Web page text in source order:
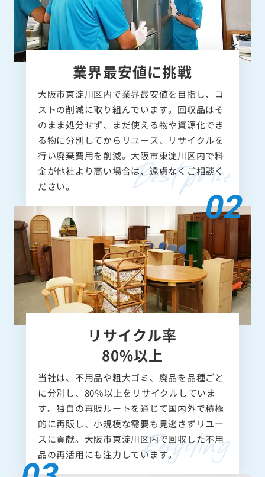
業界最安値に挑戦
大阪市東淀川区内で業界最安値を目指し、コ
ストの削減に取り組んでいます。回収品はそ
のまま処分せず、まだ使える物や資源化でき
る物に分別してからリユース、リサイクルを
行い廃棄費用を削減。大阪市東淀川区内で料
金が他社より高い場合は、遠慮なくご相談く
ださい。
リサイクル率
80%以上
当社は、不用品や粗大ゴミ、廃品を品種ごと
に分別し、80％以上をリサイクルしていま
す。独自の再販ルートを通じて国内外で積極
的に再販し、小規模な需要も見逃さずリユー
スに貢献。大阪市東淀川区内で回収した不用
品の再活用にも注力しています。